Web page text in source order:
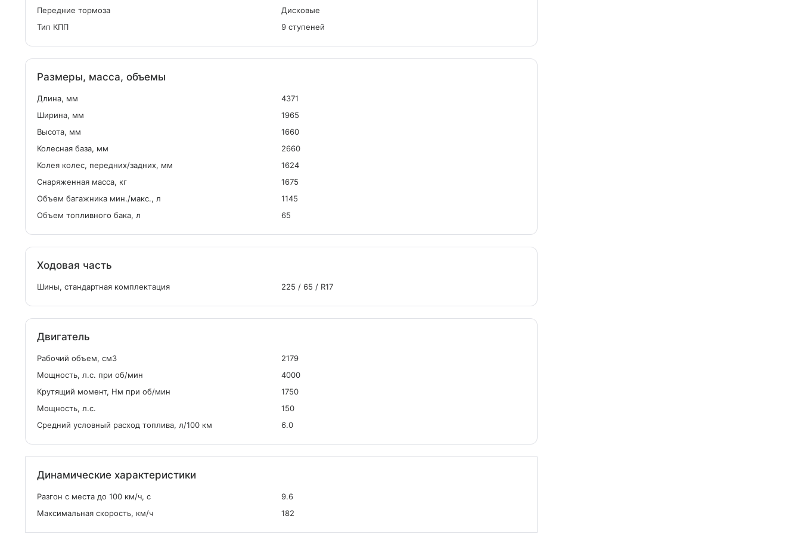
Передние тормоза
Дисковые
Тип КПП
9 ступеней
Размеры, масса, объемы
Длина, мм
4371
Ширина, мм
1965
Высота, мм
1660
Колесная база, мм
2660
Колея колес, передних/задних, мм
1624
Снаряженная масса, кг
1675
Объем багажника мин./макс., л
1145
Объем топливного бака, л
65
Ходовая часть
Шины, стандартная комплектация 225 / 65 / R17
Двигатель
Рабочий объем, см3
2179
Мощность, л.с. при об/мин
4000
Крутящий момент, Нм при об/мин
1750
Мощность, л.с.
150
Средний условный расход топлива, л/100 км
6.0
Динамические характеристики
Разгон с места до 100 км/ч, с
9.6
Максимальная скорость, км/ч
182